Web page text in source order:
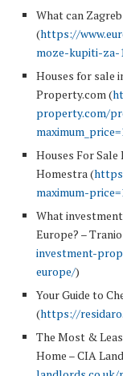
What can
(https://
moze-kupiti-za-
Houses for sale
Property.com (
property.com/
Houses For Sale
Homestra (
maximum-
What
Europe? –
investment-
europe/)
Your Guide to
(https://
The Most &
Home – CIA